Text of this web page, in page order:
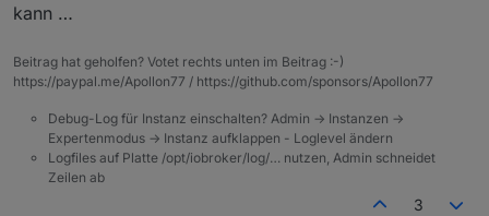
kann …
Beitrag hat geholfen? Votet rechts unten im Beitrag :-)
https://paypal.me/Apollon77 / https://github.com/sponsors/Apollon77
Debug-Log für Instanz einschalten? Admin -> Instanzen ->
Expertenmodus -> Instanz aufklappen - Loglevel ändern
Logfiles auf Platte /opt/iobroker/log/… nutzen, Admin schneidet
Zeilen ab
3